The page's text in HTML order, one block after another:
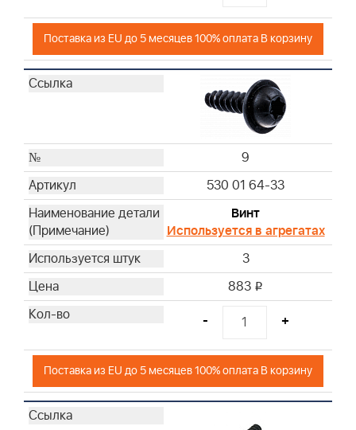
Поставка из EU до 5 месяцев 100% оплата В корзину
9
530 01 64-33
Винт
Используется в агрегатах
3
883 i
- +
Поставка из EU до 5 месяцев 100% оплата В корзину